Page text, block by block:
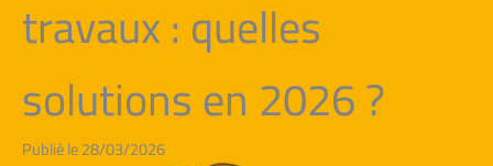
travaux : quelles
solutions en 2026 ?
Publié le 28/03/2026